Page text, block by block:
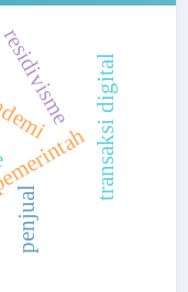
transaksi digital
penjual
residivisme